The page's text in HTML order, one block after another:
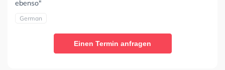
ebenso"
German
Einen Termin anfragen